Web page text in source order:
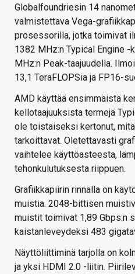
Globalfoundriesin 14
valmistettava Vega-
prosessorilla, jotka toimivat
1382 MHz:n Typical Engine -
MHz:n Peak-taajuudella.
13,1 TeraFLOPSia ja FP16-
AMD käyttää ensimmäistä
kellotaajuuksista termejä
ole toistaiseksi kertonut,
tarkoittavat. Oletettavasti
vaihtelee käyttöasteesta,
tehonkulutuksesta riippuen.
Grafiikkapiirin rinnalla on
muistia. 2048-bittisen
muistit toimivat 1,89 Gbps:n
kaistanleveydeksi 483
Näyttöliittiminä tarjolla on
ja yksi HDMI 2.0 -liitin.